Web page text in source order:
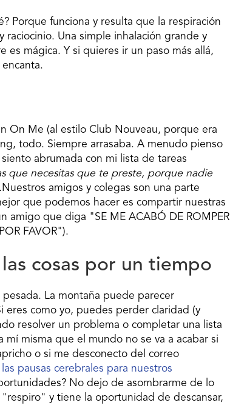
Porque funciona y resulta que la respiración
raciocinio. Una simple inhalación grande y
es mágica. Y si quieres ir un paso más allá,
On Me (al estilo Club Nouveau, porque era
todo. Siempre arrasaba. A menudo pienso
abrumada con mi lista de tareas
que necesitas que te preste, porque nadie
. Nuestros amigos y colegas son una parte
que podemos hacer es compartir nuestras
amigo que diga "SE ME ACABÓ DE ROMPER
FAVOR").
cosas por un tiempo
La montaña puede parecer
eres como yo, puedes perder claridad (y
resolver un problema o completar una lista
misma que el mundo no se va a acabar si
o si me desconecto del correo
las pausas cerebrales para nuestros
No dejo de asombrarme de lo
y tiene la oportunidad de descansar,